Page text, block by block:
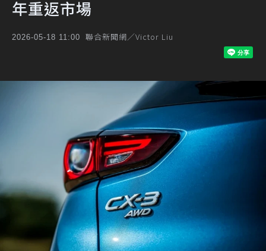
年重返市場
2026-05-18 11:00 聯合新聞網／Victor Liu